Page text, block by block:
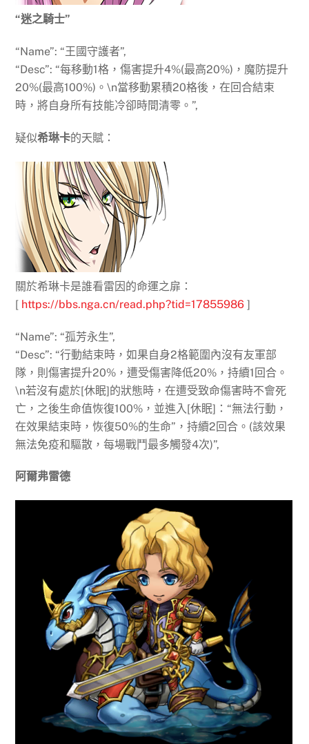
“迷之騎士”
“Name”: “王國守護者”,
“Desc”: “每移動1格，傷害提升4%(最高20%)，魔防提升
20%(最高100%)。\n當移動累積20格後，在回合結束
時，將自身所有技能冷卻時間清零。”,
疑似希琳卡的天賦：
關於希琳卡是誰看雷因的命運之扉：
[ https://bbs.nga.cn/read.php?tid=17855986]
“Name”: “孤芳永生”,
“Desc”: “行動結束時，如果自身2格範圍內沒有友軍部
隊，則傷害提升20%，遭受傷害降低20%，持續1回合。
\n若沒有處於[休眠]的狀態時，在遭受致命傷害時不會死
亡，之後生命值恢復100%，並進入[休眠]：“無法行動，
在效果結束時，恢復50%的生命”，持續2回合。(該效果
無法免疫和驅散，每場戰鬥最多觸發4次)”,
阿爾弗雷德